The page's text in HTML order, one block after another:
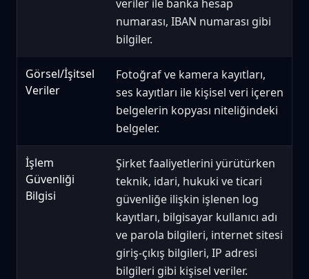
veriler ile banka hesap
numarası, IBAN numarası gibi
bilgiler.
Görsel/İşitsel
Veriler
Fotoğraf ve kamera kayıtları,
ses kayıtları ile kişisel veri içeren
belgelerin kopyası niteliğindeki
belgeler.
İşlem
Güvenliği
Bilgisi
Şirket faaliyetlerini yürütürken
teknik, idari, hukuki ve ticari
güvenliğe ilişkin işlenen log
kayıtları, bilgisayar kullanıcı adı
ve parola bilgileri, internet sitesi
giriş-çıkış bilgileri, IP adresi
bilgileri gibi kişisel veriler.